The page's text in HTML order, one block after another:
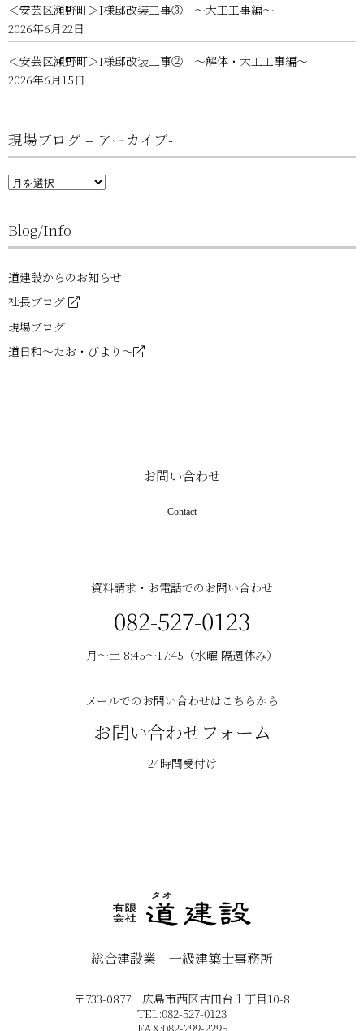
＜安芸区瀬野町＞I様邸改装工事③ ～大工工事編～
2026年6月22日
＜安芸区瀬野町＞I様邸改装工事② ～解体・大工工事編～
2026年6月15日
現場ブログ – アーカイブ-
現
場
グ
–
ー
カ
イ
ブ-
Blog/Info
道建設からのお知らせ
社長ブログ
現場ブログ
道日和～たお・びより～
お問い合わせ
Contact
資料請求・お電話でのお問い合わせ
082-527-0123
月〜土 8:45〜17:45（水曜 隔週休み）
メールでのお問い合わせはこちらから
お問い合わせフォーム
24時間受付け
総合建設業 一級建築士事務所
〒733-0877 広島市西区古田台１丁目10-8
TEL:082-527-0123
FAX:082-299-2295